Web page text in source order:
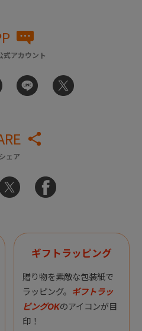
式アカウント
シェア
ギフトラッピング
贈り物を素敵な包装紙で
ラッピング。 ギフトラッ
ピングOKのアイコンが目
印！